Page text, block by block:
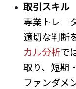
取引スキル
専業トレー
適切な判断
カル分析で
取り、短期
ファンダメ